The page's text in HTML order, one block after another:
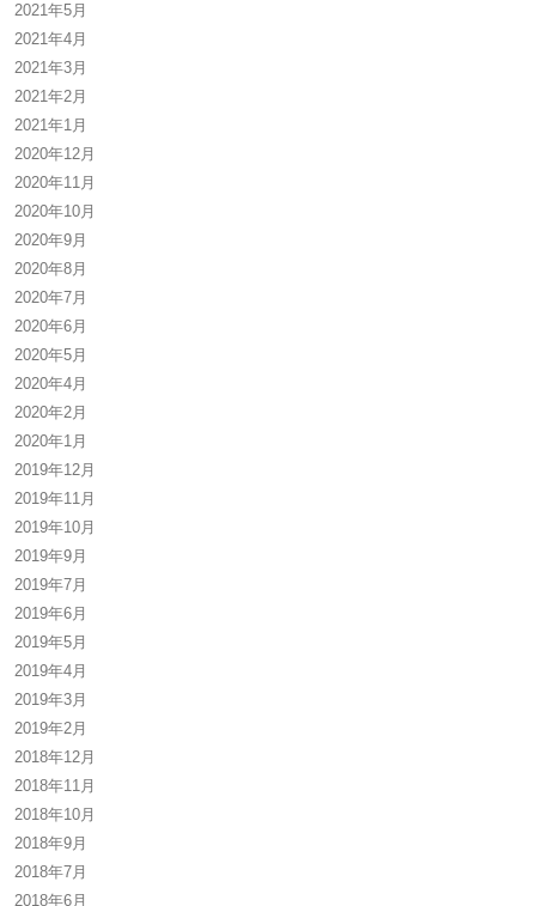
2021年5月
2021年4月
2021年3月
2021年2月
2021年1月
2020年12月
2020年11月
2020年10月
2020年9月
2020年8月
2020年7月
2020年6月
2020年5月
2020年4月
2020年2月
2020年1月
2019年12月
2019年11月
2019年10月
2019年9月
2019年7月
2019年6月
2019年5月
2019年4月
2019年3月
2019年2月
2018年12月
2018年11月
2018年10月
2018年9月
2018年7月
2018年6月